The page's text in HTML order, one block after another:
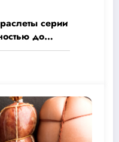
серии
до